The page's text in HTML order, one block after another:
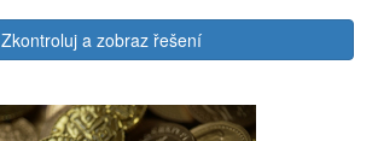
Zkontroluj a zobraz řešení